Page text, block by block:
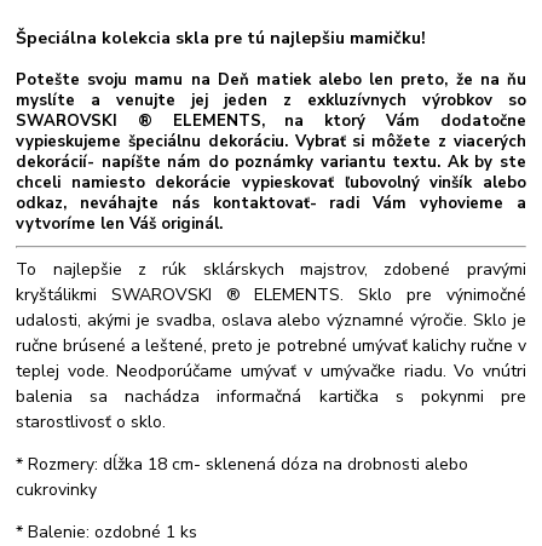
Špeciálna kolekcia skla pre tú najlepšiu mamičku!
Potešte svoju mamu na Deň matiek alebo len preto, že na ňu
myslíte a venujte jej jeden z exkluzívnych výrobkov so
SWAROVSKI ® ELEMENTS, na ktorý Vám dodatočne
vypieskujeme špeciálnu dekoráciu. Vybrať si môžete z viacerých
dekorácií- napíšte nám do poznámky variantu textu. Ak by ste
chceli namiesto dekorácie vypieskovať ľubovolný vinšík alebo
odkaz, neváhajte nás kontaktovať- radi Vám vyhovieme a
vytvoríme len Váš originál.
To najlepšie z rúk sklárskych majstrov, zdobené pravými
kryštálikmi SWAROVSKI ® ELEMENTS. Sklo pre výnimočné
udalosti, akými je svadba, oslava alebo významné výročie. Sklo je
ručne brúsené a leštené, preto je potrebné umývať kalichy ručne v
teplej vode. Neodporúčame umývať v umývačke riadu. Vo vnútri
balenia sa nachádza informačná kartička s pokynmi pre
starostlivosť o sklo.
* Rozmery: dĺžka 18 cm- sklenená dóza na drobnosti alebo
cukrovinky
* Balenie: ozdobné 1 ks